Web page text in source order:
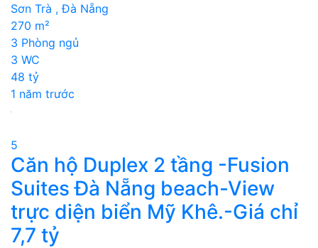
Sơn Trà , Đà Nẵng
270 m²
3 Phòng ngủ
3 WC
48 tỷ
1 năm trước
5
Căn hộ Duplex 2 tầng -Fusion
Suites Đà Nẵng beach-View
trực diện biển Mỹ Khê.-Giá chỉ
7,7 tỷ